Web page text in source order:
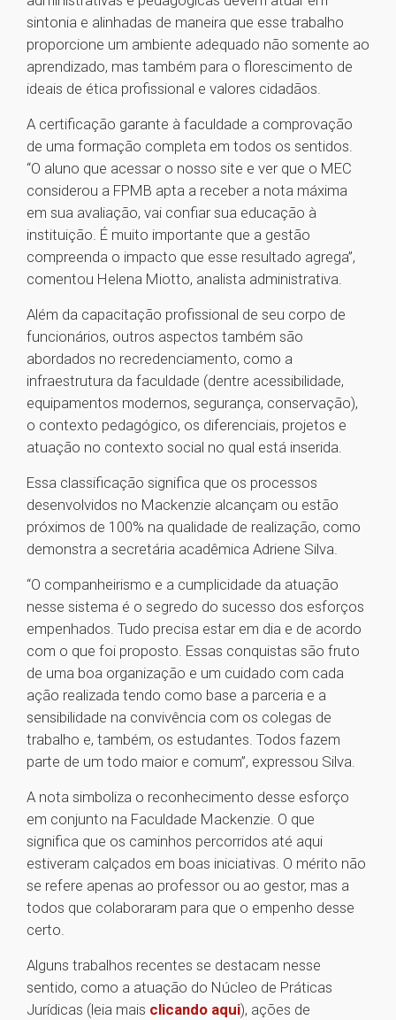
sintonia e alinhadas de maneira que esse trabalho
proporcione um ambiente adequado não somente ao
aprendizado, mas também para o florescimento de
ideais de ética profissional e valores cidadãos.
A certificação garante à faculdade a comprovação
de uma formação completa em todos os sentidos.
“O aluno que acessar o nosso site e ver que o MEC
considerou a FPMB apta a receber a nota máxima
em sua avaliação, vai confiar sua educação à
instituição. É muito importante que a gestão
compreenda o impacto que esse resultado agrega”,
comentou Helena Miotto, analista administrativa.
Além da capacitação profissional de seu corpo de
funcionários, outros aspectos também são
abordados no recredenciamento, como a
infraestrutura da faculdade (dentre acessibilidade,
equipamentos modernos, segurança, conservação),
o contexto pedagógico, os diferenciais, projetos e
atuação no contexto social no qual está inserida.
Essa classificação significa que os processos
desenvolvidos no Mackenzie alcançam ou estão
próximos de 100% na qualidade de realização, como
demonstra a secretária acadêmica Adriene Silva.
“O companheirismo e a cumplicidade da atuação
nesse sistema é o segredo do sucesso dos esforços
empenhados. Tudo precisa estar em dia e de acordo
com o que foi proposto. Essas conquistas são fruto
de uma boa organização e um cuidado com cada
ação realizada tendo como base a parceria e a
sensibilidade na convivência com os colegas de
trabalho e, também, os estudantes. Todos fazem
parte de um todo maior e comum”, expressou Silva.
A nota simboliza o reconhecimento desse esforço
em conjunto na Faculdade Mackenzie. O que
significa que os caminhos percorridos até aqui
estiveram calçados em boas iniciativas. O mérito não
se refere apenas ao professor ou ao gestor, mas a
todos que colaboraram para que o empenho desse
certo.
Alguns trabalhos recentes se destacam nesse
sentido, como a atuação do Núcleo de Práticas
Jurídicas (leia mais clicando aqui), ações de